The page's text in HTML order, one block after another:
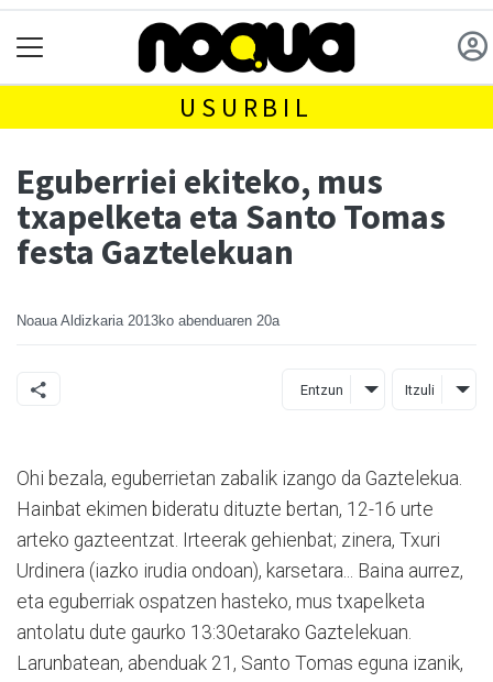
USURBIL
Eguberriei ekiteko, mus
txapelketa eta Santo Tomas
festa Gaztelekuan
Noaua Aldizkaria 2013ko abenduaren 20a
Entzun Itzuli
Ohi bezala, eguberrietan zabalik izango da Gaztelekua.
Hainbat ekimen bideratu dituzte bertan, 12-16 urte
arteko gazteentzat. Irteerak gehienbat; zinera, Txuri
Urdinera (iazko irudia ondoan), karsetara... Baina aurrez,
eta eguberriak ospatzen hasteko, mus txapelketa
antolatu dute gaurko 13:30etarako Gaztelekuan.
Larunbatean, abenduak 21, Santo Tomas eguna izanik,